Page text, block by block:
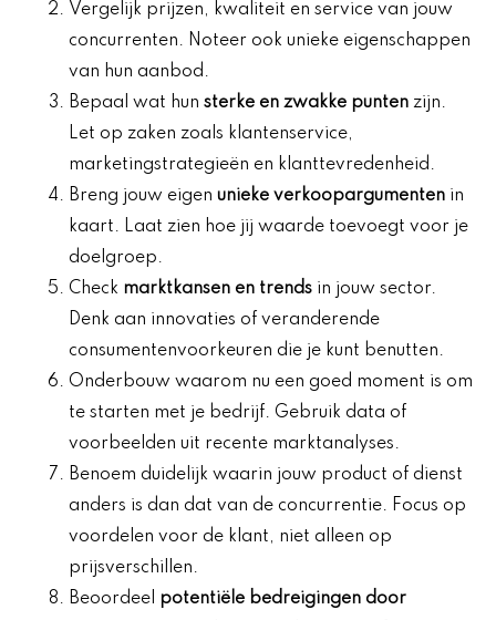
Vergelijk prijzen, kwaliteit en service van jouw
concurrenten. Noteer ook unieke eigenschappen
van hun aanbod.
Bepaal wat hun sterke en zwakke punten zijn.
Let op zaken zoals klantenservice,
marketingstrategieën en klanttevredenheid.
Breng jouw eigen unieke verkoopargumenten in
kaart. Laat zien hoe jij waarde toevoegt voor je
doelgroep.
Check marktkansen en trends in jouw sector.
Denk aan innovaties of veranderende
consumentenvoorkeuren die je kunt benutten.
Onderbouw waarom nu een goed moment is om
te starten met je bedrijf. Gebruik data of
voorbeelden uit recente marktanalyses.
Benoem duidelijk waarin jouw product of dienst
anders is dan dat van de concurrentie. Focus op
voordelen voor de klant, niet alleen op
prijsverschillen.
Beoordeel potentiële bedreigingen door